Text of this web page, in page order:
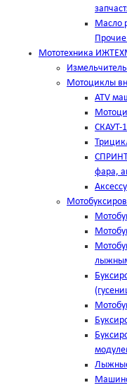
Масло
Мототехника
Мотоциклы
ATV
СКАУТ-
СПРИНТ
фара,